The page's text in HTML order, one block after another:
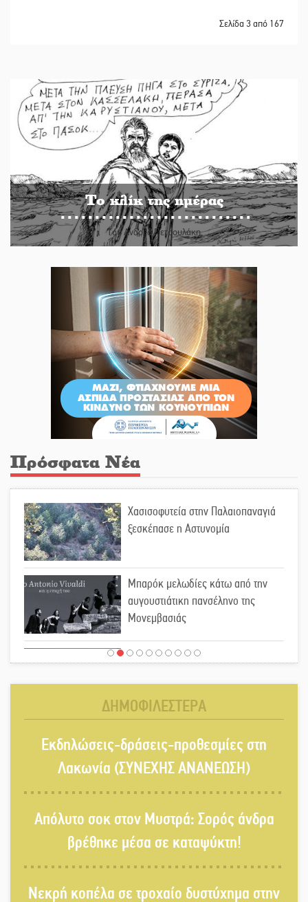
Σελίδα 3 από 167
Το κλίκ της ημέρας
Του Ανδρέα Πετρουλάκη
Πρόσφατα Νέα
Χασισοφυτεία στην Παλαιοπαναγιά
ξεσκέπασε η Αστυνομία
Μπαρόκ μελωδίες κάτω από την
αυγουστιάτικη πανσέληνο της
Μονεμβασιάς
Διακοπή ρεύματος στο Έλος
Κλαδά: Νεκρός ο 48χρονος οδηγός
«ξεκλειδώνει» αγορά και
ΔΗΜΟΦΙΛΕΣΤΕΡΑ
Εκδηλώσεις-δράσεις-προθεσμίες στη
Λακωνία (ΣΥΝΕΧΗΣ ΑΝΑΝΕΩΣΗ)
Απόλυτο σοκ στον Μυστρά: Σορός άνδρα
βρέθηκε μέσα σε καταψύκτη!
Νεκρή κοπέλα σε τροχαίο δυστύχημα στην